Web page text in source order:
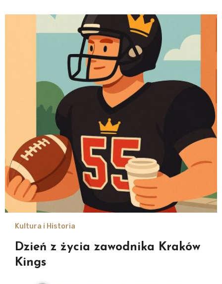
Kultura i Historia
Dzień z życia zawodnika Kraków
Kings